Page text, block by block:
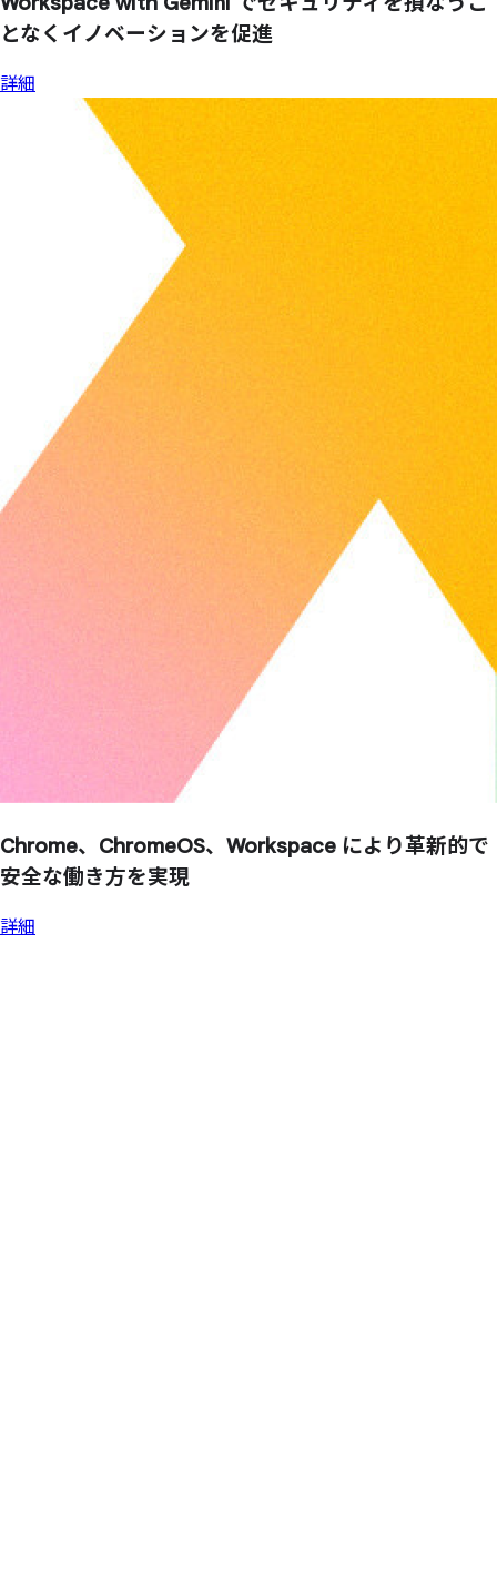
となく イノベーションを促進
詳細
Chrome、 ChromeOS、 Workspace により革新的で
安全な働き方を実現
詳細